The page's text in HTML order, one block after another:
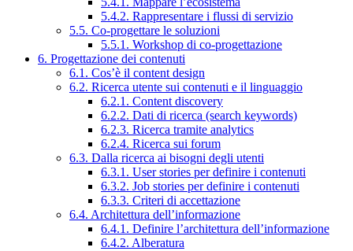
5.4.2. Rappresentare i flussi di servizio
5.5. Co-progettare le soluzioni
5.5.1. Workshop di co-progettazione
6. Progettazione dei contenuti
6.1. Cos’è il content design
6.2. Ricerca utente sui contenuti e il linguaggio
6.2.1. Content discovery
6.2.2. Dati di ricerca (search keywords)
6.2.3. Ricerca tramite analytics
6.2.4. Ricerca sui forum
6.3. Dalla ricerca ai bisogni degli utenti
6.3.1. User stories per definire i contenuti
6.3.2. Job stories per definire i contenuti
6.3.3. Criteri di accettazione
6.4. Architettura dell’informazione
6.4.1. Definire l’architettura dell’informazione
6.4.2. Alberatura